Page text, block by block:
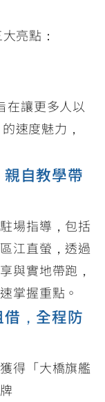
亮點：
在讓更多人以
速度魅力，
自教學帶
場指導，包括
江直螢，透過
與實地帶跑，
掌握重點。
，全程防
得「大橋旗艦